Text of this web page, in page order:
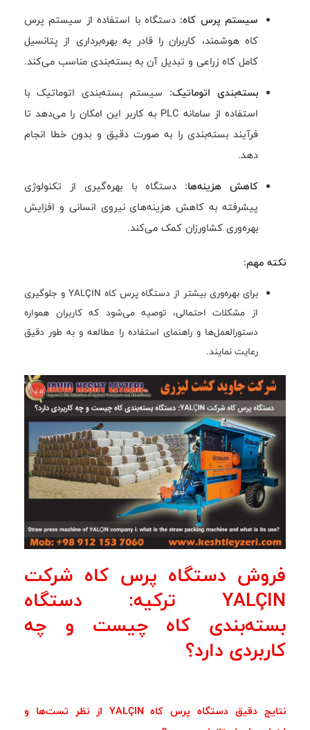
سیستم پرس کاه: دستگاه با استفاده از سیستم پرس
کاه هوشمند، کاربران را قادر به بهره‌برداری از پتانسیل
کامل کاه زراعی و تبدیل آن به بسته‌بندی مناسب می‌کند.
بسته‌بندی اتوماتیک: سیستم بسته‌بندی اتوماتیک با
استفاده از سامانه PLC به کاربر این امکان را می‌دهد تا
فرآیند بسته‌بندی را به صورت دقیق و بدون خطا انجام
دهد.
کاهش هزینه‌ها: دستگاه با بهره‌گیری از تکنولوژی
پیشرفته به کاهش هزینه‌های نیروی انسانی و افزایش
بهره‌وری کشاورزان کمک می‌کند.
نکته مهم:
برای بهره‌وری بیشتر از دستگاه پرس کاه YALÇIN و جلوگیری
از مشکلات احتمالی، توصیه می‌شود که کاربران همواره
دستورالعمل‌ها و راهنمای استفاده را مطالعه و به طور دقیق
رعایت نمایند.
فروش دستگاه پرس کاه شرکت
YALÇIN ترکیه: دستگاه
بسته‌بندی کاه چیست و چه
کاربردی دارد؟
نتایج دقیق دستگاه پرس کاه YALÇIN از نظر تست‌ها و